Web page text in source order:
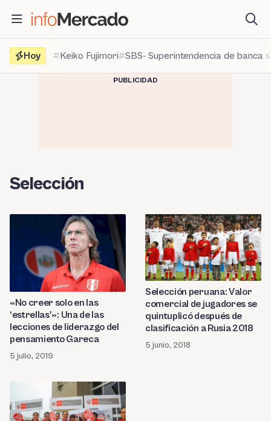
contenido
Hoy
Keiko Fujimori SBS- Superintendencia de banca
PUBLICIDAD
Selección
«No creer solo en las
‘estrellas'»: Una de las
lecciones de liderazgo del
pensamiento Gareca
5 julio, 2019
Selección peruana: Valor
comercial de jugadores se
quintuplicó después de
clasificación a Rusia 2018
5 junio, 2018